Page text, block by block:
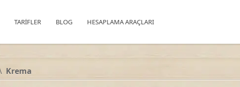
TARIFLER BLOG HESAPLAMA ARAÇLARI
Krema